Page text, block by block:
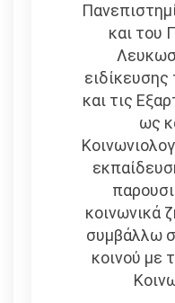
και του
ειδίκευσης
και τις
ως
κοινωνικά
συμβάλλω
κοινού με